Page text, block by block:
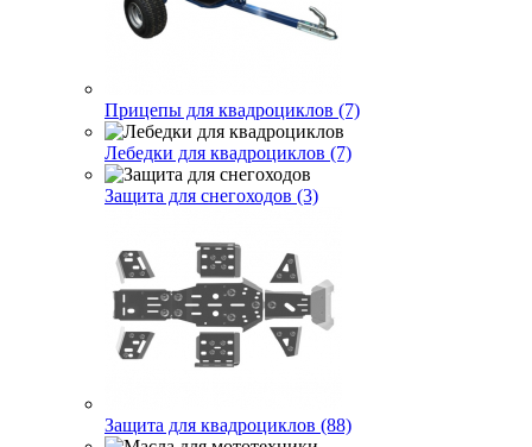
Прицепы для квадроциклов (7)
Лебедки для квадроциклов (7)
Защита для снегоходов (3)
Защита для квадроциклов (88)